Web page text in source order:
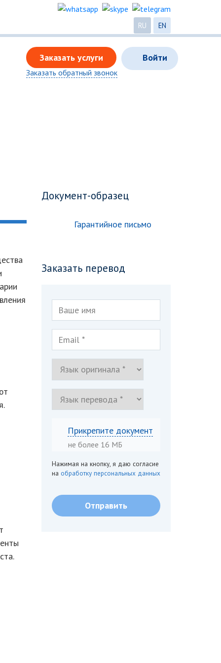
RU EN
Заказать услуги Войти
Заказать обратный звонок
Документ-образец
Гарантийное письмо
Заказать перевод
Прикрепите документ
не более 16 МБ
Нажимая на кнопку, я даю согласие
на обработку персональных данных